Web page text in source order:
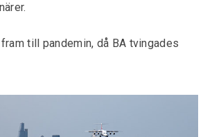
till pandemin, då BA tvingades